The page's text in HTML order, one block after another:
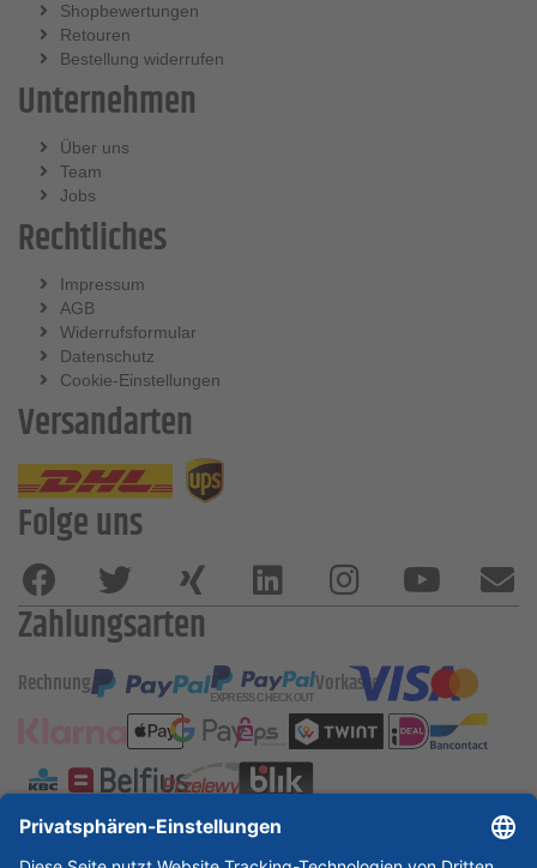
Shopbewertungen
Retouren
Bestellung widerrufen
Unternehmen
Über uns
Team
Jobs
Rechtliches
Impressum
AGB
Widerrufsformular
Datenschutz
Cookie-Einstellungen
Versandarten
Folge uns
Zahlungsarten
Rechnung Vorkasse
ESSKA International
new